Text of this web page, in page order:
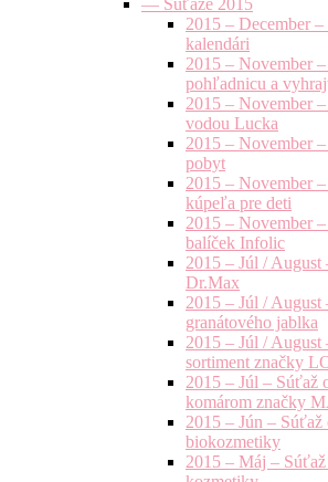
2015 – December
kalendári
2015 – November
pohľadnicu a
2015 – November
vodou Lucka
2015 – November
pobyt
2015 – November
kúpeľa pre deti
2015 – November
balíček Infolic
2015 – Júl /
Dr.Max
2015 – Júl /
granátového jablka
2015 – Júl /
sortiment značky
2015 – Júl – Súťaž
komárom značky
2015 – Jún –
biokozmetiky
2015 – Máj –